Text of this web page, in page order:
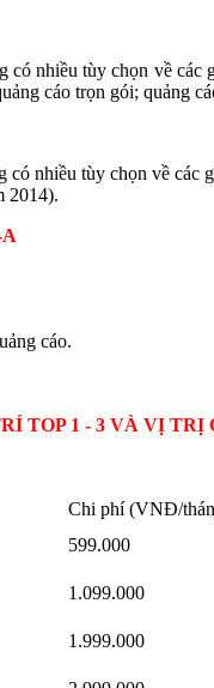
có nhiều tùy chọn về
cáo trọn gói; quảng
có nhiều tùy chọn về
2014).
cáo.
TOP 1 - 3 VÀ VỊ
Chi phí (VNĐ/
599.000
1.099.000
1.999.000